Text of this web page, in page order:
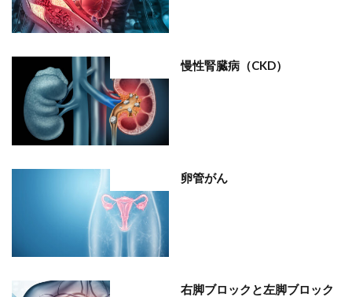
慢性腎臓病（CKD）
卵管がん
右脚ブロックと左脚ブロック